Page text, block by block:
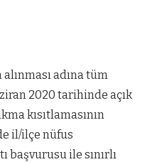
adına tüm
2020 tarihinde açık
kısıtlamasının
il/ilçe nüfus
başvurusu ile sınırlı